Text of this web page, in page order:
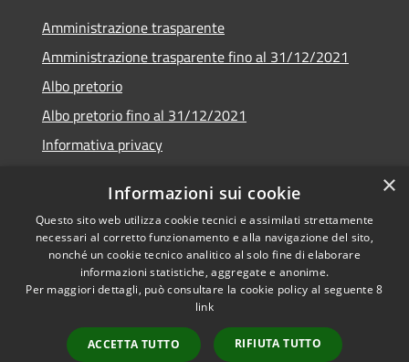
Amministrazione trasparente
Amministrazione trasparente fino al 31/12/2021
Albo pretorio
Albo pretorio fino al 31/12/2021
Informativa privacy
Dichiarazione di accessibilità
RSS
Copyright © 2026 • Comune di
Municipium•
Accesso
×
Informazioni sui cookie
Questo sito web utilizza cookie tecnici e assimilati strettamente
necessari al corretto funzionamento e alla navigazione del sito,
nonché un cookie tecnico analitico al solo fine di elaborare
informazioni statistiche, aggregate e anonime.
Per maggiori dettagli, può consultare la cookie policy al seguente8
link
ACCETTA TUTTO RIFIUTA TUTTO